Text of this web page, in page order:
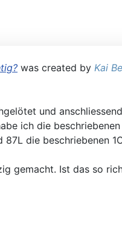
was created by Kai Be
und
ich die
die beschriebenen
gemacht. Ist das so